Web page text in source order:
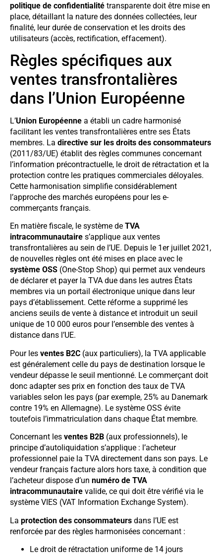
politique de confidentialité transparente doit être mise en
place, détaillant la nature des données collectées, leur
finalité, leur durée de conservation et les droits des
utilisateurs (accès, rectification, effacement).
Règles spécifiques aux
ventes transfrontalières
dans l’Union Européenne
L’Union Européenne a établi un cadre harmonisé
facilitant les ventes transfrontalières entre ses États
membres. La directive sur les droits des consommateurs
(2011/83/UE) établit des règles communes concernant
l’information précontractuelle, le droit de rétractation et la
protection contre les pratiques commerciales déloyales.
Cette harmonisation simplifie considérablement
l’approche des marchés européens pour les e-
commerçants français.
En matière fiscale, le système de TVA
intracommunautaire s’applique aux ventes
transfrontalières au sein de l’UE. Depuis le 1er juillet 2021,
de nouvelles règles ont été mises en place avec le
système OSS (One-Stop Shop) qui permet aux vendeurs
de déclarer et payer la TVA due dans les autres États
membres via un portail électronique unique dans leur
pays d’établissement. Cette réforme a supprimé les
anciens seuils de vente à distance et introduit un seuil
unique de 10 000 euros pour l’ensemble des ventes à
distance dans l’UE.
Pour les ventes B2C (aux particuliers), la TVA applicable
est généralement celle du pays de destination lorsque le
vendeur dépasse le seuil mentionné. Le commerçant doit
donc adapter ses prix en fonction des taux de TVA
variables selon les pays (par exemple, 25% au Danemark
contre 19% en Allemagne). Le système OSS évite
toutefois l’immatriculation dans chaque État membre.
Concernant les ventes B2B (aux professionnels), le
principe d’autoliquidation s’applique : l’acheteur
professionnel paie la TVA directement dans son pays. Le
vendeur français facture alors hors taxe, à condition que
l’acheteur dispose d’un numéro de TVA
intracommunautaire valide, ce qui doit être vérifié via le
système VIES (VAT Information Exchange System).
La protection des consommateurs dans l’UE est
renforcée par des règles harmonisées concernant :
Le droit de rétractation uniforme de 14 jours